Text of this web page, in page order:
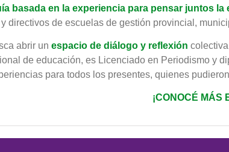
basada en la experiencia para pensar juntos
directivos de escuelas de gestión provincial,
abrir un espacio de diálogo y reflexión
de educación, es Licenciado en Periodismo y
para todos los presentes, quienes
¡CONOCÉ MÁS